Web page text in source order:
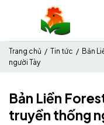
dung
Trang chủ / Tin tức / Bản
người Tày
Bản Liền
truyền thống